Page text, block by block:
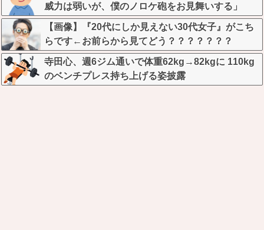
威力は弱いが、僕のノロケ砲をお見舞いする」
【画像】『20代にしか見えない30代女子』がこち
らです←お前らから見てどう？？？？？？？
寺田心、週6ジム通いで体重62kg→82kgに 110kg
のベンチプレス持ち上げる姿披露